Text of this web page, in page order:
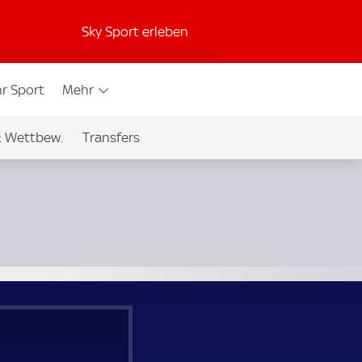
Sky Sport erleben
Sport Mehr
Wettbew. Transfers